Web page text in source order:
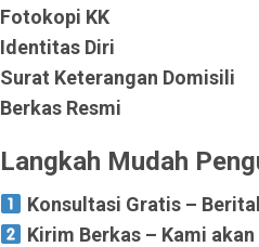
Fotokopi KK
Identitas Diri
Surat Keterangan Domisili
Berkas Resmi
Langkah Mudah
Konsultasi Gratis –
Kirim Berkas – Kami